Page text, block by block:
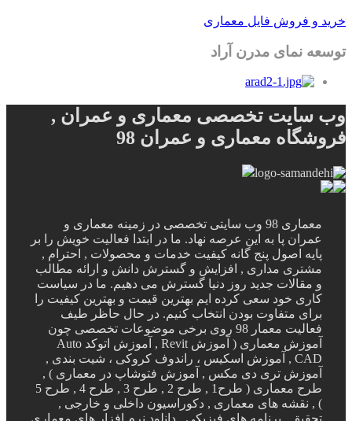
خرید و فروش فایل معماری
توسعه نمای مدرن آراد
وب سایت تخصصی معماری و عمران ,
فروشگاه معماری و عمران 98
معماری 98 وب سایتی تخصصی در زمینه معماری و
عمران پا به این عرصه نهاد. ما در ابتدا فعالیت خویش را بر
پایه اصول پنج گانه کیفیت خدمات و محصولات , احترام ,
مشتری مداری , افزایش و گسترش دانش و ارائه مطالب
و مقالات جدید روز دنیا گسترش می دهیم. ما در سیاست
کاری خود سعی کرده ایم بهترین قیمت و بهترین کیفیت را
برای متفاوت بودن انتخاب کنیم. در حال حاظر طیف
فعالیت معمار 98 روی برخی موضوعات تخصصی چون
آموزش معماری ( آموزش Revit , آموزش اتوکد Auto
CAD , آموزش اسکیس ، راندوف کروکی ، شیت بندی ,
آموزش تری دی مکس , آموزش فتوشاپ در معماری ) ,
طرح معماری ( طرح1 , طرح 2 , طرح 3 , طرح 4 , طرح 5
) , نقشه های معماری , دکوراسیون داخلی و خارجی ,
تحقیق , برنامه های فیزیکی , دانلود نرم افزار های معماری